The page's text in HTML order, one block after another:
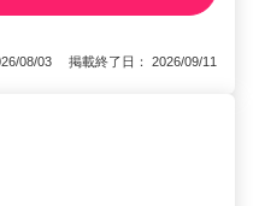
08/03 掲載終了日： 2026/09/11